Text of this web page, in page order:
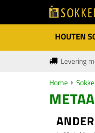
HOUTEN
Levering
Home